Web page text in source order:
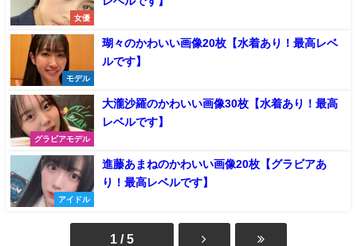
女優
モデル
瑚々のかわいい画像20枚【水着あり！最高レベ
ルです】
グラビアモデル
大瀧沙羅のかわいい画像30枚【水着あり！最高
レベルです】
アイドル
進藤あまねのかわいい画像20枚【グラビアあ
り！最高レベルです】
1 / 5